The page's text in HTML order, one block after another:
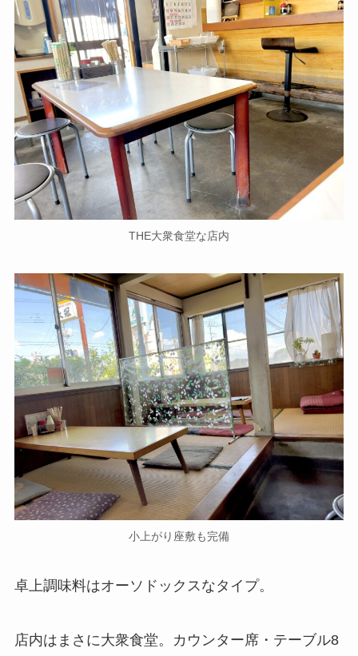
THE大衆食堂な店内
小上がり座敷も完備
卓上調味料はオーソドックスなタイプ。
店内はまさに大衆食堂。カウンター席・テーブル8